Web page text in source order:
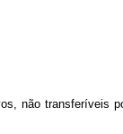
não